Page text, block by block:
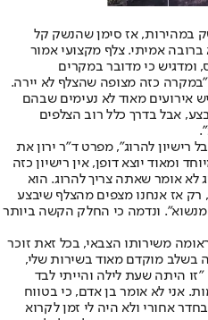
במהירות, אז סימן שהנשק קל
ברובה אמיתי. צלף מקצועי אמור
ומדגיש כי מדובר במקרים
כזה מצופה שהצלף לא יירה.
אירועים מאוד לא נעימים שבהם
אבל בדרך כלל רוב הצלפים
להרוג", מפרט ד"ר ירון את
ומאוד יוצא דופן, אין רישיון כזה
לא אומר שאתה צריך להרוג. הוא
אז אנחנו מצפים מהצלף שיבצע
ונדמה כי החלק הקשה ביותר
משירותו הצבאי, בכל זאת זוכר
בשלב מוקדם מאוד בשירות שלי,
"זו היתה שעת לילה והייתי לבד
אני לא אומר בן אדם, כי בטווח
אחורי ולא היה לי זמן לקרוא